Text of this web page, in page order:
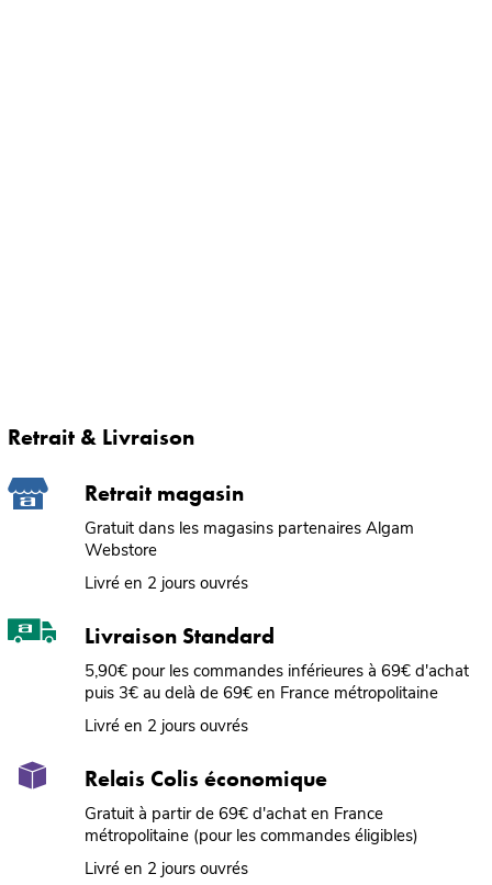
Retrait & Livraison
Retrait magasin
Gratuit dans les magasins partenaires Algam
Webstore
Livré en 2 jours ouvrés
Livraison Standard
5,90€ pour les commandes inférieures à 69€ d'achat
puis 3€ au delà de 69€ en France métropolitaine
Livré en 2 jours ouvrés
Relais Colis économique
Gratuit à partir de 69€ d'achat en France
métropolitaine (pour les commandes éligibles)
Livré en 2 jours ouvrés